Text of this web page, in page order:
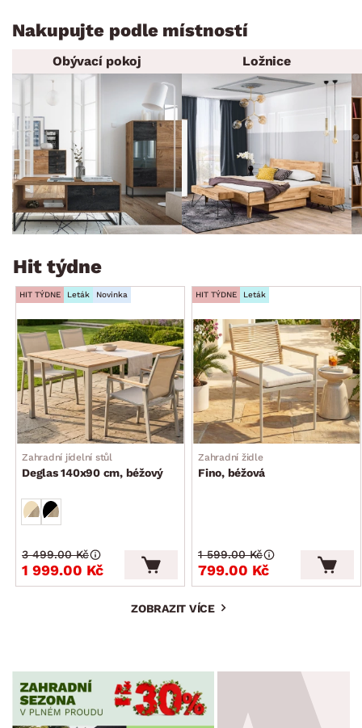
Nakupujte podle místností
Obývací pokoj Ložnice
Hit týdne
HIT TÝDNE Leták Novinka
Zahradní jídelní stůl
Deglas 140x90 cm, béžový
1 999.00 Kč
3 499.00 Kč
HIT TÝDNE Leták
Zahradní židle
Fino, béžová
799.00 Kč
1 599.00 Kč
ZOBRAZIT VÍCE